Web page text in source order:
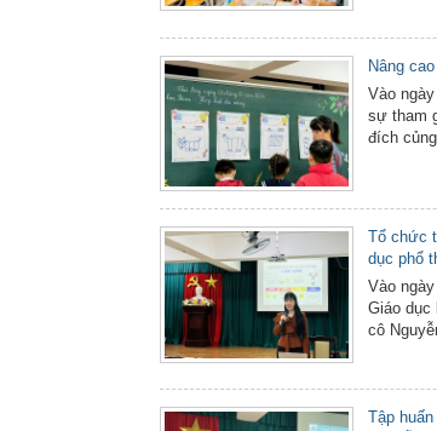
Nâng
Vào
sự tham
đích
Tổ chức
dục phổ
Vào
Giáo dục
cô
Tập